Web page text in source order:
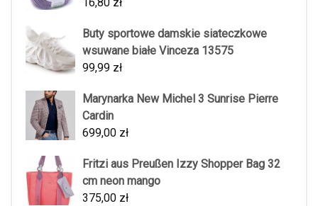
Buty sportowe damskie siateczkowe
wsuwane białe Vinceza 13575
99,99 zł
Marynarka New Michel 3 Sunrise Pierre
Cardin
699,00 zł
Fritzi aus Preußen Izzy Shopper Bag 32
cm neon mango
375,00 zł